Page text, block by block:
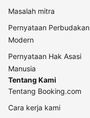
Masalah mitra
Pernyataan Perbudakan
Modern
Pernyataan Hak Asasi
Manusia
Tentang Kami
Tentang Booking.com
Cara kerja kami